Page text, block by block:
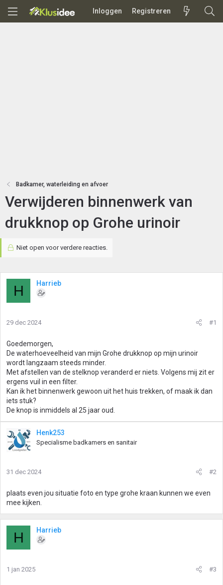
Inloggen Registreren
Badkamer, waterleiding en afvoer
Verwijderen binnenwerk van
drukknop op Grohe urinoir
Niet open voor verdere reacties.
H Harrieb
29 dec 2024 #1
Goedemorgen,
De waterhoeveelheid van mijn Grohe drukknop op mijn urinoir
wordt langzaam steeds minder.
Met afstellen van de stelknop veranderd er niets. Volgens mij zit er
ergens vuil in een filter.
Kan ik het binnenwerk gewoon uit het huis trekken, of maak ik dan
iets stuk?
De knop is inmiddels al 25 jaar oud.
Henk253
Specialisme badkamers en sanitair
31 dec 2024 #2
plaats even jou situatie foto en type grohe kraan kunnen we even
mee kijken.
H Harrieb
1 jan 2025 #3